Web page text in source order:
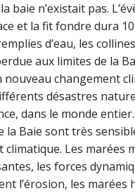
baie n’existait pas.
et la fit fondre dura
d’eau, les
aux limites de la
nouveau changement
désastres
dans le monde
la Baie sont très
climatique. Les marées
les forces
l’érosion, les marées